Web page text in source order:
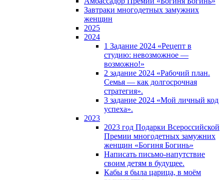
Завтраки многодетных замужних
женщин
2025
2024
1 Задание 2024 «Рецепт в
студию: невозможное —
возможно!»
2 задание 2024 «Рабочий план.
Семья — как долгосрочная
стратегия».
3 задание 2024 «Мой личный код
успеха».
2023
2023 год Подарки Всероссийской
Премии многодетных замужних
женщин «Богиня Богинь»
Написать письмо-напутствие
своим детям в будущее.
Кабы я была царица, в моëм